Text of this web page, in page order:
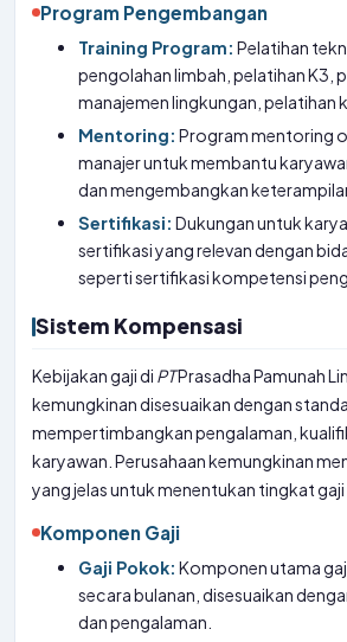
Program Pengembangan
Training Program: Pelatihan
pengolahan limbah, pelatihan K3,
manajemen lingkungan, pelatihan
Mentoring: Program mentoring
manajer untuk membantu
dan mengembangkan
Sertifikasi: Dukungan untuk
sertifikasi yang relevan dengan
seperti sertifikasi kompetensi
Sistem Kompensasi
Kebijakan gaji di PTPrasadha Pamunah
kemungkinan disesuaikan dengan
mempertimbangkan pengalaman,
karyawan. Perusahaan kemungkinan
yang jelas untuk menentukan tingkat gaji
Komponen Gaji
Gaji Pokok: Komponen utama
secara bulanan, disesuaikan
dan pengalaman.